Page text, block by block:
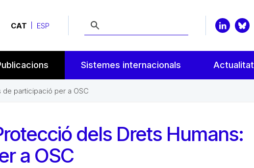
CAT ESP
Sistemes internacionals Actualitat
participació per a OSC
dels Drets Humans:
a OSC